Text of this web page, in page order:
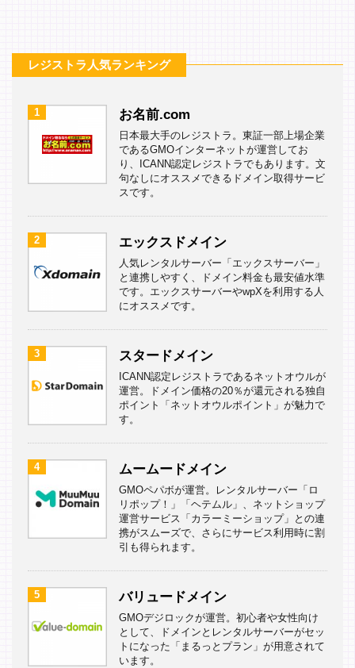
レジストラ人気ランキング
1 お名前.com
日本最大手のレジストラ。東証一部上場企業
であるGMOインターネットが運営してお
り、ICANN認定レジストラでもあります。文
句なしにオススメできるドメイン取得サービ
スです。
2 エックスドメイン
人気レンタルサーバー「エックスサーバー」
と連携しやすく、ドメイン料金も最安値水準
です。エックスサーバーやwpXを利用する人
にオススメです。
3 スタードメイン
ICANN認定レジストラであるネットオウルが
運営。ドメイン価格の20％が還元される独自
ポイント「ネットオウルポイント」が魅力で
す。
4 ムームードメイン
GMOペパボが運営。レンタルサーバー「ロ
リポップ！」「ヘテムル」、ネットショップ
運営サービス「カラーミーショップ」との連
携がスムーズで、さらにサービス利用時に割
引も得られます。
5 バリュードメイン
GMOデジロックが運営。初心者や女性向け
として、ドメインとレンタルサーバーがセッ
トになった「まるっとプラン」が用意されて
います。